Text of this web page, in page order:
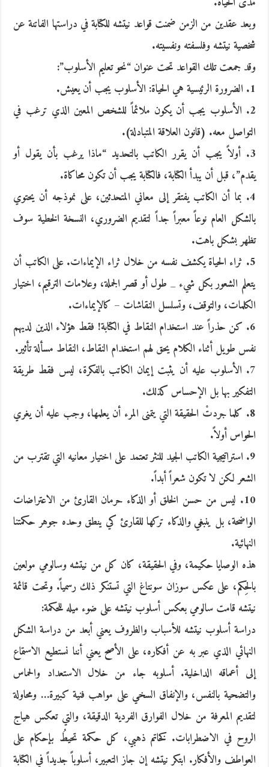
وبعد عقدين من الزمن ضمنت قواعد نيتشه للكتابة في دراستها الفاتنة عن
شخصية نيتشه وفلسفته ونفسيته.
وقد جمعت تلك القواعد تحت عنوان “نحو تعليم الأسلوب”:
1. الضرورة الرئيسية هي الحياة: الأسلوب يجب أن يعيش.
2. الأسلوب يجب أن يكون ملائماً للشخص المعين الذي ترغب في
التواصل معه. (قانون العلاقة المتبادلة).
3. أولاً يجب أن يقرر الكاتب بالتحديد “ماذا يرغب بأن يقول أو
يقدم”، قبل أن يبدأ الكتابة، فالكتابة يجب أن تكون محاكاة.
4. بما أن الكاتب يفتقر إلى معاني المتحدثين، على نموذجه أن يحتوي
بالشكل العام نوعاً معبراً جداً لتقديم الضروري، النسخة الخطية سوف
تظهر بشكل باهت.
5. ثراء الحياة يكشف نفسه من خلال ثراء الإيماءات. على الكاتب أن
يتعلم الشعور بكل شيء _ طول أو قصر الجملة، وعلامات الترقيم، اختيار
الكلمات، والتوقف، وتسلسل النقاشات – كالإيماءات.
6. كن حذراً عند استخدام النقاط في الكتابة! فقط هؤلاء الذين لديهم
نفس طويل أثناء الكلام يحق لهم استخدام النقاط، النقاط مسألة تأثير.
7. الأسلوب عليه أن يثبت إيمان الكاتب بالفكرة، ليس فقط طريقة
التفكير بها بل الإحساس كذلك.
8. كلما جردتْ الحقيقة التي يتمنى المرء أن يعلمها، وجب عليه أن يغري
الحواس أولاً.
9. استراتيجية الكاتب الجيد للنثر تعتمد على اختيار معانيه التي تقترب من
الشعر لكن لا تكون شعراً أبداً.
10. ليس من حسن الخلق أو الذكاء حرمان القارئ من الاعتراضات
الواضحة، بل ينبغي والذكاء تركها للقارئ كي ينطق وحده جوهر حكمتنا
النهائية.
هذه الوصايا حكيمة، وفي الحقيقة، كان كل من نيتشه وسالومي مولعين
بالحِكم، على عكس سوزان سونتاغ التي تستنكر ذلك رسمياً. وتحت قائمة
نيتشه قامت سالومي بعكس أسلوب نيتشه على ضوء ميله للحكمة:
دراسة أسلوب نيتشه للأسباب والظروف يعني أبعد من دراسة الشكل
النهائي الذي عبر به عن أفكاره، على الأصح يعني أننا نستطيع الاستماع
إلى أعماقه الداخلية. أسلوبه جاء من خلال الاستعداد والحماس
والتضحية بالنفس، والإنفاق السخي على مواهب فنية كبيرة… ومحاولة
لتقديم المعرفة من خلال الفوارق الفردية الدقيقة، والتي تعكس هياج
الروح في الاضطرابات. كخاتم ذهبي، كل حكمة تحيطُ بإحكام على
العواطف والأفكار. ابتكر نيتشه إن جاز التعبير، أسلوباً جديداً في الكتابة